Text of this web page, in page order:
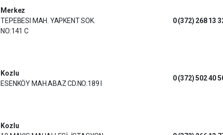
Merkez
TEPEBESI MAH. YAPKENT SOK.
NO:141 C
0 (372) 268 13
Kozlu
ESENKÖY MAH.ABAZ CD.NO:189 I
0 (372) 502 40
Kozlu